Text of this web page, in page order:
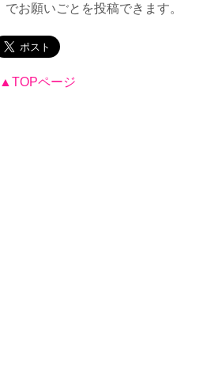
でお願いごとを投稿できます。
▲TOPページ